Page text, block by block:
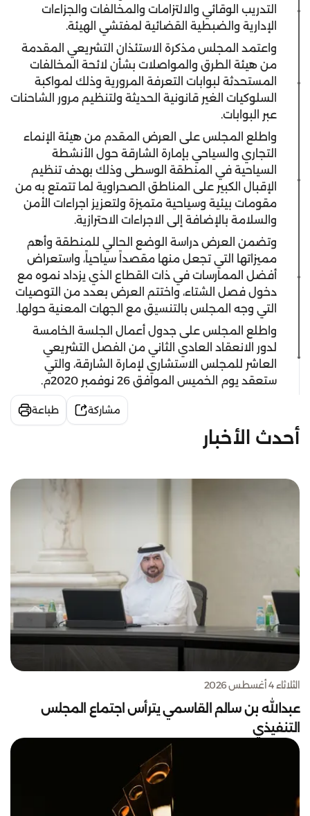
التدريب الوقائي والالتزامات والمخالفات والجزاءات
الإدارية والضبطية القضائية لمفتشي الهيئة.
واعتمد المجلس مذكرة الاستئذان التشريعي المقدمة
من هيئة الطرق والمواصلات بشأن لائحة المخالفات
المستحدثة لبوابات التعرفة المرورية وذلك لمواكبة
السلوكيات الغير قانونية الحديثة ولتنظيم مرور الشاحنات
عبر البوابات.
واطلع المجلس على العرض المقدم من هيئة الإنماء
التجاري والسياحي بإمارة الشارقة حول الأنشطة
السياحية في المنطقة الوسطى وذلك بهدف تنظيم
الإقبال الكبير على المناطق الصحراوية لما تتمتع به من
مقومات بيئية وسياحية متميزة ولتعزيز اجراءات الأمن
والسلامة بالإضافة إلى الاجراءات الاحترازية.
وتضمن العرض دراسة الوضع الحالي للمنطقة وأهم
مميزاتها التي تجعل منها مقصداً سياحياً، واستعراض
أفضل الممارسات في ذات القطاع الذي يزداد نموه مع
دخول فصل الشتاء، واختتم العرض بعدد من التوصيات
التي وجه المجلس بالتنسيق مع الجهات المعنية حولها.
واطلع المجلس على جدول أعمال الجلسة الخامسة
لدور الانعقاد العادي الثاني من الفصل التشريعي
العاشر للمجلس الاستشاري لإمارة الشارقة، والتي
ستعقد يوم الخميس الموافق 26 نوفمبر 2020م.
مشاركة طباعة
أحدث الأخبار
الثلاثاء 4 أغسطس 2026
عبدالله بن سالم القاسمي يترأس اجتماع المجلس
التنفيذي